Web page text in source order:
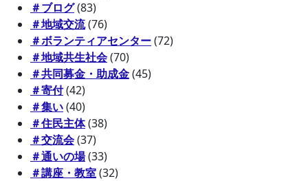
＃ブログ(83)
＃地域交流(76)
＃ボランティアセンター(72)
＃地域共生社会(70)
＃共同募金・助成金(45)
＃寄付(42)
＃集い(40)
＃住民主体(38)
＃交流会(37)
＃通いの場(33)
＃講座・教室(32)